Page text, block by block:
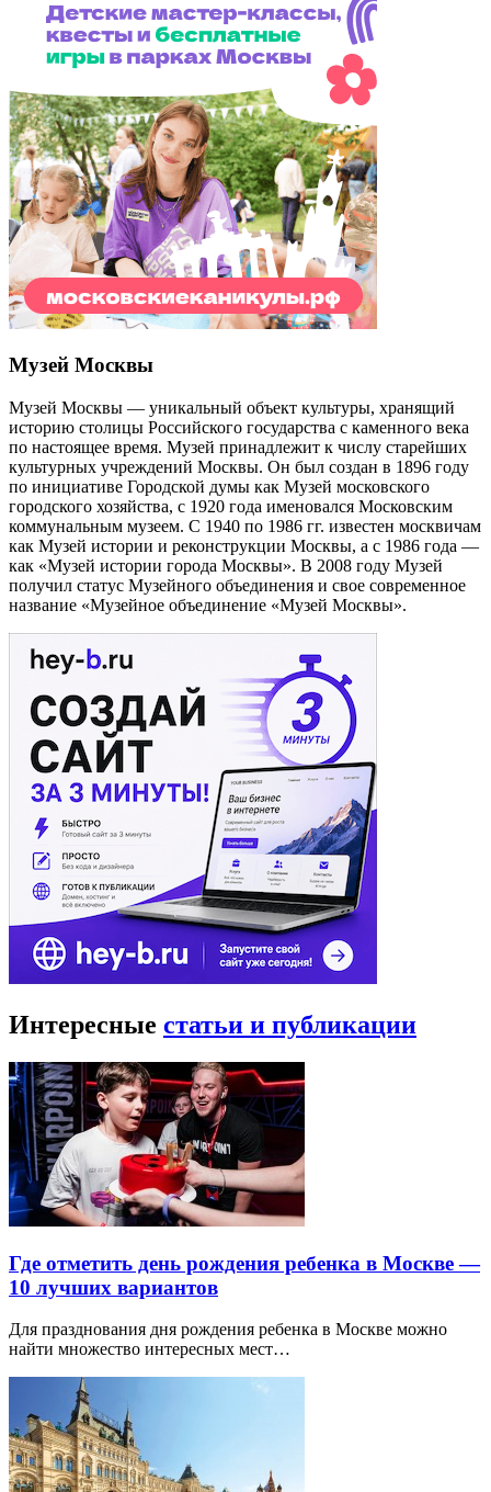
Музей Москвы
Музей Москвы — уникальный объект культуры, хранящий
историю столицы Российского государства с каменного века
по настоящее время. Музей принадлежит к числу старейших
культурных учреждений Москвы. Он был создан в 1896 году
по инициативе Городской думы как Музей московского
городского хозяйства, с 1920 года именовался Московским
коммунальным музеем. С 1940 по 1986 гг. известен москвичам
как Музей истории и реконструкции Москвы, а с 1986 года —
как «Музей истории города Москвы». В 2008 году Музей
получил статус Музейного объединения и свое современное
название «Музейное объединение «Музей Москвы».
Интересные статьи и публикации
Где отметить день рождения ребенка в Москве —
10 лучших вариантов
Для празднования дня рождения ребенка в Москве можно
найти множество интересных мест…